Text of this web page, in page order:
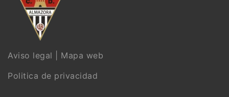
Aviso legal
Mapa web
Politica de privacidad